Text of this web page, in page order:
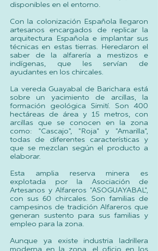
disponibles en el entorno.
Con la colonización Española llegaron
artesanos encargados de replicar la
arquitectura Española e implantar sus
técnicas en estas tierras. Heredaron el
saber de la alfarería a mestizos e
indígenas, que les servían de
ayudantes en los chircales.
La vereda Guayabal de Barichara está
sobre un yacimiento de arcillas, la
formación geológica Simití. Son 400
hectáreas de área y 15 metros, con
arcillas que se conocen en la zona
como: "Cascajo", "Roja" y "Amarilla",
todas de diferentes características y
que se mezclan según el producto a
elaborar.
Esta amplia reserva minera es
explotada por la Asociación de
Artesanos y Alfareros "ASOGUAYABAL",
con sus 60 chircales. Son familias de
campesinos de tradición Alfareros que
generan sustento para sus familias y
empleo para la zona.
Aunque ya existe industria ladrillera
moderna en la zona, el oficio en los